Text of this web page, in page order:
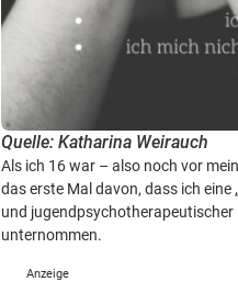
Quelle: Katharina Weirauch
Als ich 16 war – also noch vor
das erste Mal davon, dass ich eine
und
unternommen.